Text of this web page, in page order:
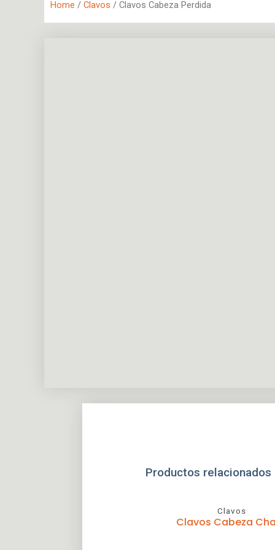
Home / Clavos / Clavos Cabeza Perdida
Productos relacionados
Clavos
Clavos Cabeza